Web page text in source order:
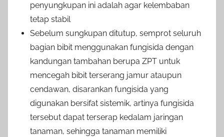
penyungkupan ini adalah agar kelembaban
tetap stabil
Sebelum sungkupan ditutup, semprot seluruh
bagian bibit menggunakan fungisida dengan
kandungan tambahan berupa ZPT untuk
mencegah bibit terserang jamur ataupun
cendawan, disarankan fungisida yang
digunakan bersifat sistemik, artinya fungisida
tersebut dapat terserap kedalam jaringan
tanaman, sehingga tanaman memiliki